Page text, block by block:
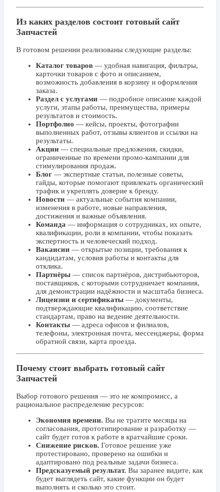
Из каких разделов состоит готовый сайт
Запчастей
В готовом решении реализованы следующие разделы:
Каталог товаров — удобная навигация, фильтры,
карточки товаров с фото и описанием,
возможность добавления в корзину и оформления
заказа.
Раздел с услугами — подробное описание каждой
услуги, этапы работы, преимущества, примеры
результатов и стоимость.
Портфолио — кейсы, проекты, фотографии
выполненных работ, отзывы клиентов и ссылки на
результаты.
Акции — специальные предложения, скидки,
ограниченные по времени промо-кампании для
стимулирования продаж.
Блог — экспертные статьи, полезные советы,
гайды, которые помогают привлекать органический
трафик и укреплять доверие к бренду.
Новости — актуальные события компании,
изменения в работе, новые направления,
достижения и важные объявления.
Команда — информация о сотрудниках, их опыте,
квалификации, роли в компании, чтобы показать
экспертность и человеческий подход.
Вакансии — открытые позиции, требования к
кандидатам, условия работы и контакты для
отклика.
Партнёры — список партнёров, дистрибьюторов,
поставщиков, с которыми сотрудничает компания,
для демонстрации надёжности и масштаба бизнеса.
Лицензии и сертификаты — документы,
подтверждающие квалификацию, соответствие
стандартам, право на ведение деятельности.
Контакты — адреса офисов и филиалов,
телефоны, электронная почта, мессенджеры, форма
обратной связи, карта проезда.
Почему стоит выбрать готовый сайт
Запчастей
Выбор готового решения — это не компромисс, а
рациональное распределение ресурсов:
Экономия времени. Вы не тратите месяцы на
согласования, прототипирование и разработку —
сайт будет готов к работе в кратчайшие сроки.
Снижение рисков. Готовое решение уже
протестировано, проверено на ошибки и
адаптировано под реальные задачи бизнеса.
Предсказуемый результат. Вы заранее видите, как
будет выглядеть сайт, какие функции он будет
выполнять и сколько это стоит.